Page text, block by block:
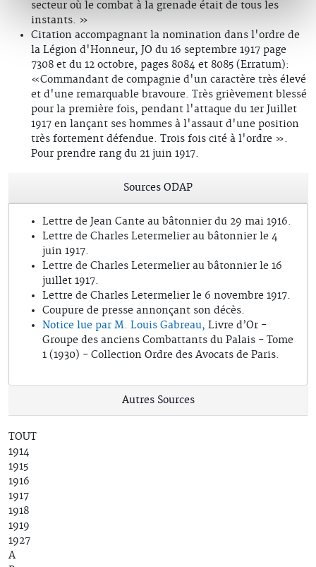
secteur où le combat à la grenade était de tous les
instants. »
Citation accompagnant la nomination dans l'ordre de
la Légion d'Honneur, JO du 16 septembre 1917 page
7308 et du 12 octobre, pages 8084 et 8085 (Erratum):
«Commandant de compagnie d'un caractère très élevé
et d'une remarquable bravoure. Très grièvement blessé
pour la première fois, pendant l'attaque du 1er Juillet
1917 en lançant ses hommes à l'assaut d'une position
très fortement défendue. Trois fois cité à l'ordre ».
Pour prendre rang du 21 juin 1917.
Sources ODAP
Lettre de Jean Cante au bâtonnier du 29 mai 1916.
Lettre de Charles Letermelier au bâtonnier le 4
juin 1917.
Lettre de Charles Letermelier au bâtonnier le 16
juillet 1917.
Lettre de Charles Letermelier le 6 novembre 1917.
Coupure de presse annonçant son décès.
Notice lue par M. Louis Gabreau, Livre d’Or -
Groupe des anciens Combattants du Palais - Tome
1 (1930) - Collection Ordre des Avocats de Paris.
Autres Sources
TOUT
1914
1915
1916
1917
1918
1919
1927
A